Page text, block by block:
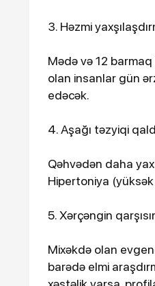
3. Həzmi
Mədə və 12 barmaq
olan insanlar gün
edəcək.
4. Aşağı təzyiqi
Qəhvədən daha
Hipertoniya
5. Xərçəngin
Mixəkdə olan
barədə elmi